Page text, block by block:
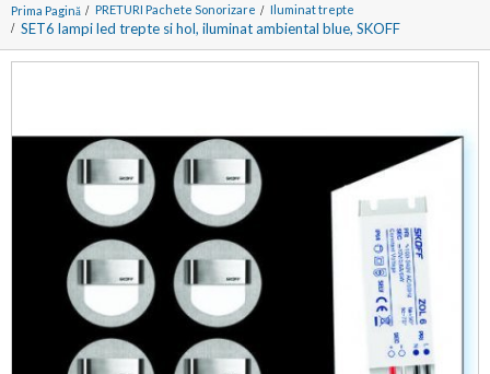
Prima Pagină PRETURI Pachete Sonorizare Iluminat trepte
SET6 lampi led trepte si hol, iluminat ambiental blue, SKOFF